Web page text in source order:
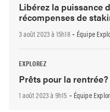
Libérez la puissance
récompenses de
3 août 2023 à 15h18- Équipe
EXPLOREZ
Prêts pour la rentrée?
1 août 2023 à 9h15 - Équipe